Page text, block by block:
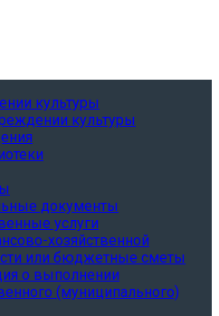
культуры
культуры
документы
услуги
хозяйственной
или бюджетные сметы
о выполнении
(муниципального)